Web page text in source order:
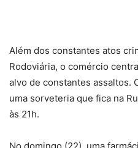
Além dos constantes atos
Rodoviária, o comércio
alvo de constantes assaltos.
uma sorveteria que fica na
às 21h.